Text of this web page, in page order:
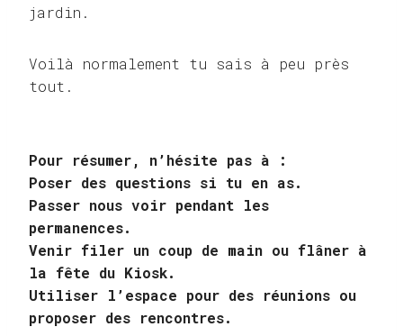
jardin.
Voilà normalement tu sais à peu près
tout.
Pour résumer, n’hésite pas à :
Poser des questions si tu en as.
Passer nous voir pendant les
permanences.
Venir filer un coup de main ou flâner à
la fête du Kiosk.
Utiliser l’espace pour des réunions ou
proposer des rencontres.